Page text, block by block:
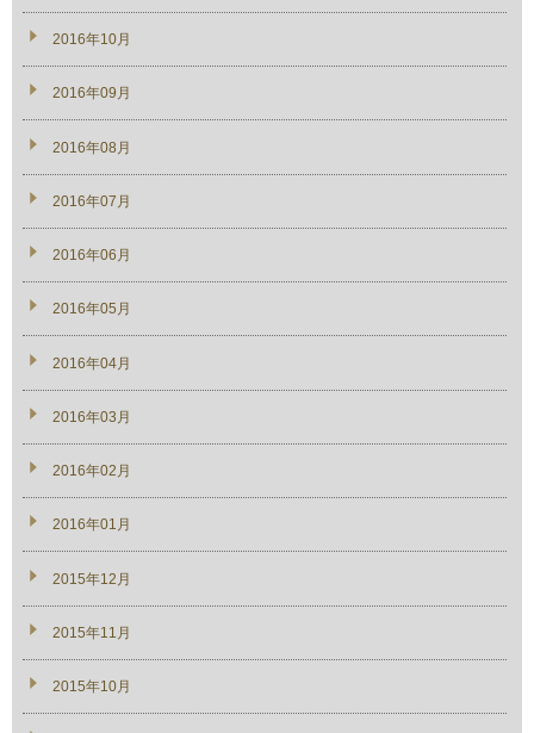
2016年10月
2016年09月
2016年08月
2016年07月
2016年06月
2016年05月
2016年04月
2016年03月
2016年02月
2016年01月
2015年12月
2015年11月
2015年10月